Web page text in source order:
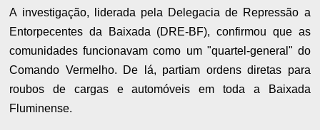
A investigação, liderada pela Delegacia de Repressão a
Entorpecentes da Baixada (DRE-BF), confirmou que as
comunidades funcionavam como um "quartel-general" do
Comando Vermelho. De lá, partiam ordens diretas para
roubos de cargas e automóveis em toda a Baixada
Fluminense.